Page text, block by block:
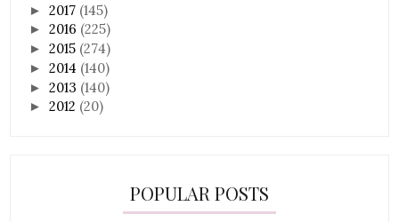
►2017 (145)
►2016 (225)
►2015 (274)
►2014 (140)
►2013 (140)
►2012 (20)
POPULAR POSTS